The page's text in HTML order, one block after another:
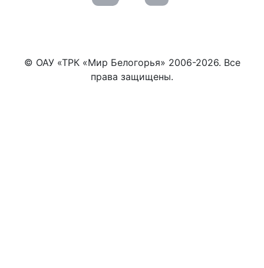
© ОАУ «ТРК «Мир Белогорья» 2006-2026. Все
права защищены.